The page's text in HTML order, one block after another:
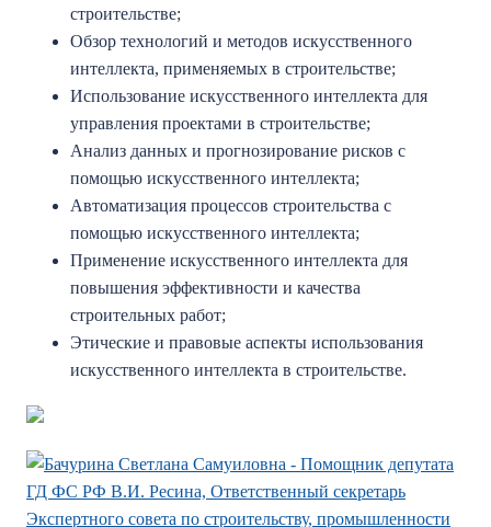
строительстве;
Обзор технологий и методов искусственного
интеллекта, применяемых в строительстве;
Использование искусственного интеллекта для
управления проектами в строительстве;
Анализ данных и прогнозирование рисков с
помощью искусственного интеллекта;
Автоматизация процессов строительства с
помощью искусственного интеллекта;
Применение искусственного интеллекта для
повышения эффективности и качества
строительных работ;
Этические и правовые аспекты использования
искусственного интеллекта в строительстве.